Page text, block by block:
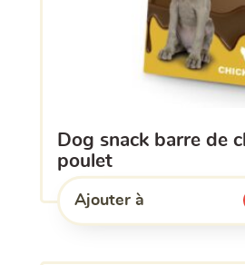
dog snack barre de chocolat au
poulet
Ajouter à
l'une de mes listes.